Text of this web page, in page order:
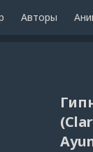
Авторы